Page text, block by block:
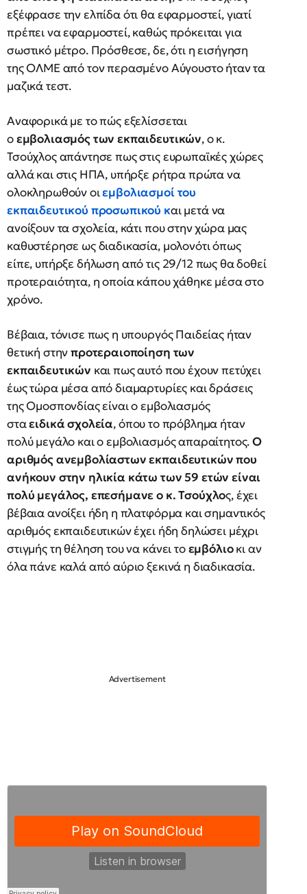
εξέφρασε την ελπίδα ότι θα εφαρμοστεί, γιατί
πρέπει να εφαρμοστεί, καθώς πρόκειται για
σωστικό μέτρο. Πρόσθεσε, δε, ότι η εισήγηση
της ΟΛΜΕ από τον περασμένο Αύγουστο ήταν τα
μαζικά τεστ.
Αναφορικά με το πώς εξελίσσεται
οεμβολιασμός των εκπαιδευτικών, ο κ.
Τσούχλος απάντησε πως στις ευρωπαϊκές χώρες
αλλά και στις ΗΠΑ, υπήρξε ρήτρα πρώτα να
ολοκληρωθούν οιεμβολιασμοί του
εκπαιδευτικού προσωπικού και μετά να
ανοίξουν τα σχολεία, κάτι που στην χώρα μας
καθυστέρησε ως διαδικασία, μολονότι όπως
είπε, υπήρξε δήλωση από τις 29/12 πως θα δοθεί
προτεραιότητα, η οποία κάπου χάθηκε μέσα στο
χρόνο.
Βέβαια, τόνισε πως η υπουργός Παιδείας ήταν
θετική στηνπροτεραιοποίηση των
εκπαιδευτικών και πως αυτό που έχουν πετύχει
έως τώρα μέσα από διαμαρτυρίες και δράσεις
της Ομοσπονδίας είναι ο εμβολιασμός
σταειδικά σχολεία, όπου το πρόβλημα ήταν
πολύ μεγάλο και ο εμβολιασμός απαραίτητος.Ο
αριθμός ανεμβολίαστων εκπαιδευτικών που
ανήκουν στην ηλικία κάτω των 59 ετών είναι
πολύ μεγάλος, επεσήμανε ο κ. Τσούχλος, έχει
βέβαια ανοίξει ήδη η πλατφόρμα και σημαντικός
αριθμός εκπαιδευτικών έχει ήδη δηλώσει μέχρι
στιγμής τη θέληση του να κάνει τοεμβόλιοκι αν
όλα πάνε καλά από αύριο ξεκινά η διαδικασία.